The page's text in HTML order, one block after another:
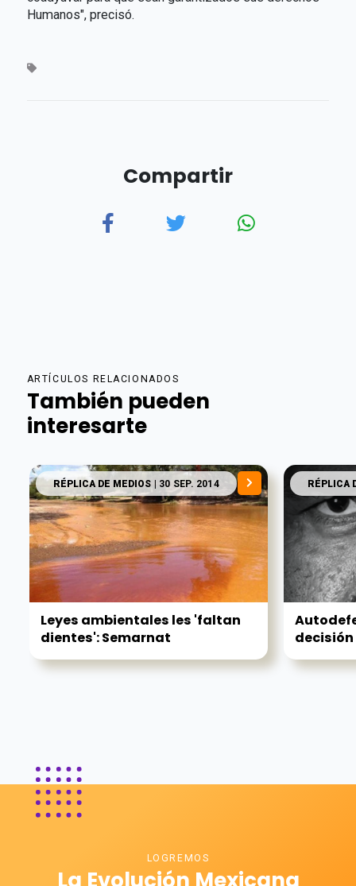
Humanos", precisó.
Compartir
ARTÍCULOS RELACIONADOS
También pueden
interesarte
RÉPLICA DE MEDIOS | 30 SEP. 2014
Leyes ambientales les 'faltan
dientes': Semarnat
RÉPLICA
decisión
LOGREMOS